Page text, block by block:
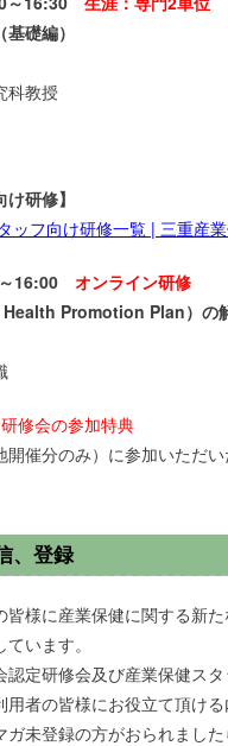
礎編）
科教授
研修】
ッフ向け研修一覧 | 三重産
16:00 オンライン研修
Promotion Plan）の
修会の参加特典
開催分のみ）に参加いただ
、登録
皆様に産業保健に関する新
います。
認定研修会及び産業保健ス
者の皆様にお役立て頂け
未登録の方がおられまし